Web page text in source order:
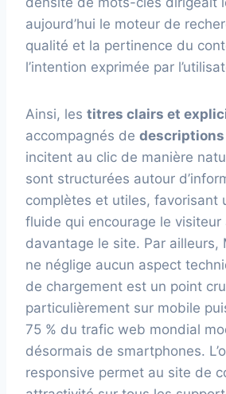
aujourd’hui le moteur de
qualité et la pertinence du
l’intention exprimée par
Ainsi, les titres clairs et
accompagnés de
incitent au clic de manière
sont structurées autour
complètes et utiles, favorisant
fluide qui encourage le visiteur
davantage le site. Par ailleurs,
ne néglige aucun aspect
de chargement est un point
particulièrement sur mobile
75 % du trafic web mondial
désormais de smartphones.
responsive permet au site de